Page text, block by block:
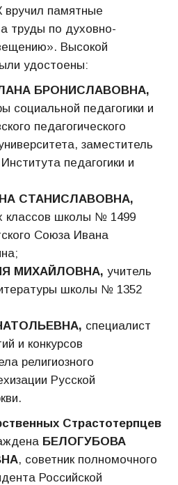
памятные
труды по духовно-
Высокой
удостоены:
БРОНИСЛАВОВНА,
социальной педагогики и
педагогического
заместитель
педагогики и
СТАНИСЛАВОВНА,
классов школы № 1499
Союза Ивана
МИХАЙЛОВНА, учитель
школы № 1352
специалист
и конкурсов
религиозного
Русской
Страстотерпцев
БЕЛОГУБОВА
, советник полномочного
Российской